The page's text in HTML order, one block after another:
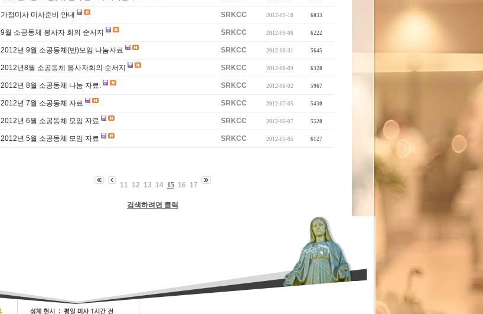
가정미사 미사준비 안내 SRKCC 2012-09-18 6033
9월 소공동체 봉사자 회의 순서지 SRKCC 2012-09-06 6222
2012년 9월 소공동체(반)모임 나눔자료 SRKCC 2012-08-31 5645
2012년8월 소공동체 봉사자회의 순서지 SRKCC 2012-08-09 6328
2012년 8월 소공동체 나눔 자료. SRKCC 2012-08-02 5967
2012년 7월 소공동체 자료 SRKCC 2012-07-05 5430
2012년 6월 소공동체 모임 자료 SRKCC 2012-06-07 5520
2012년 5월 소공동체 모임 자료 SRKCC 2012-05-05 6127
11 12 13 14 15 16 17
검색하려면 클릭